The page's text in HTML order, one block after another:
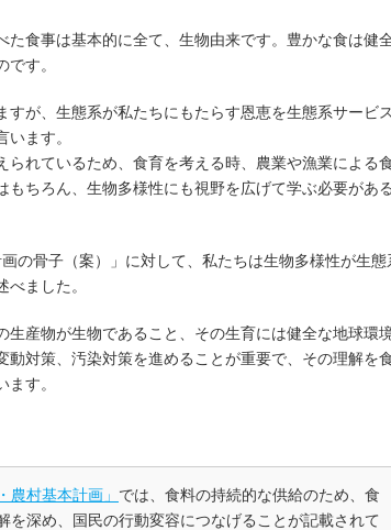
食事は基本的に全て、生物由来です。豊かな食は健
す。
が、生態系が私たちにもたらす恩恵を生態系サービス
ます。
れているため、食育を考える時、農業や漁業による
ちろん、生物多様性にも視野を広げて学ぶ必要があ
の骨子（案）」に対して、私たちは生物多様性が生態
ました。
産物が生物であること、その生育には健全な地球環
対策、汚染対策を進めることが重要で、その理解を
す。
農村基本計画」 では、食料の持続的な供給のため、食
深め、国民の行動変容につなげることが記載されて